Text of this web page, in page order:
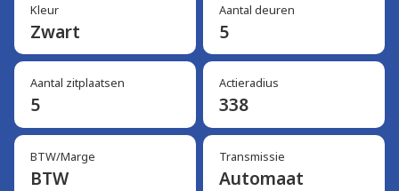
Kleur
Zwart
Aantal deuren
5
Aantal zitplaatsen
5
Actieradius
338
BTW/Marge
BTW
Transmissie
Automaat